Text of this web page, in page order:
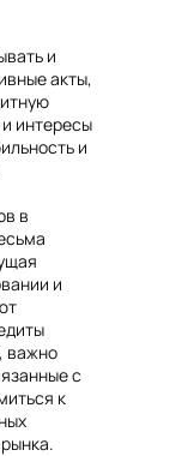
и
акты,
интересы
и
в
и
важно
с
к